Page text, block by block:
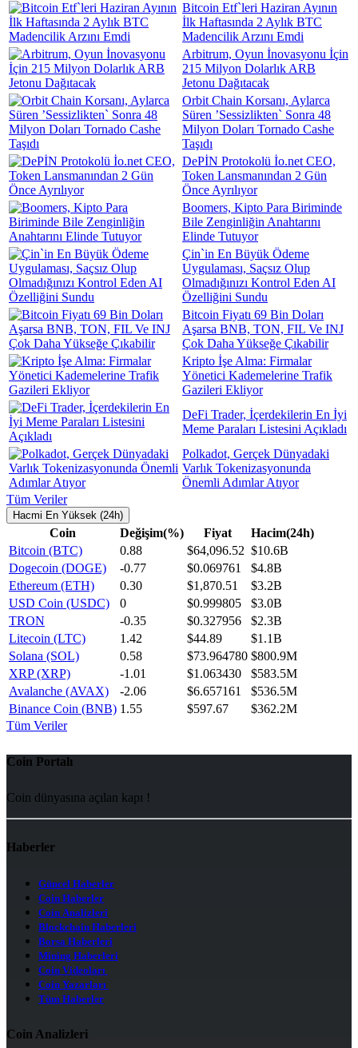
Bitcoin Etf`leri Haziran Ayının
İlk Haftasında 2 Aylık BTC
Madencilik Arzını Emdi
Arbitrum, Oyun İnovasyonu İçin
215 Milyon Dolarlık ARB
Jetonu Dağıtacak
Orbit Chain Korsanı, Aylarca
Süren ’Sessizlikten` Sonra 48
Milyon Doları Tornado Cashe
Taşıdı
DePİN Protokolü İo.net CEO,
Token Lansmanından 2 Gün
Önce Ayrılıyor
Boomers, Kipto Para Biriminde
Bile Zenginliğin Anahtarını
Elinde Tutuyor
Çin`in En Büyük Ödeme
Uygulaması, Saçsız Olup
Olmadığınızı Kontrol Eden AI
Özelliğini Sundu
Bitcoin Fiyatı 69 Bin Doları
Aşarsa BNB, TON, FIL Ve INJ
Çok Daha Yükseğe Çıkabilir
Kripto İşe Alma: Firmalar
Yönetici Kademelerine Trafik
Gazileri Ekliyor
DeFi Trader, İçerdekilerin En İyi
Meme Paraları Listesini Açıkladı
Polkadot, Gerçek Dünyadaki
Varlık Tokenizasyonunda
Önemli Adımlar Atıyor
Tüm Veriler
Hacmi En Yüksek (24h)
Coin Değişim(%) Fiyat
Hacim(24h)
Bitcoin (BTC)
0.88 $64,096.52 $10.6B
Dogecoin (DOGE)
-0.77 $0.069761
$4.8B
Ethereum (ETH)
0.30 $1,870.51
$3.2B
USD Coin (USDC)
0 $0.999805
$3.0B
TRON
-0.35 $0.327956
$2.3B
Litecoin (LTC)
1.42 $44.89
$1.1B
Solana (SOL)
0.58 $73.964780 $800.9M
XRP (XRP)
-1.01 $1.063430
$583.5M
Avalanche (AVAX)
-2.06 $6.657161
$536.5M
Binance Coin (BNB) 1.55 $597.67
$362.2M
Tüm Veriler
Coin Portalı
Coin dünyasına açılan kapı !
Haberler
Güncel Haberler
Coin Haberler
Coin Analizleri
Blockchain Haberleri
Borsa Haberleri
Mining Haberleri
Coin Videoları
Coin Yazarları
Tüm Haberler
Coin Analizleri